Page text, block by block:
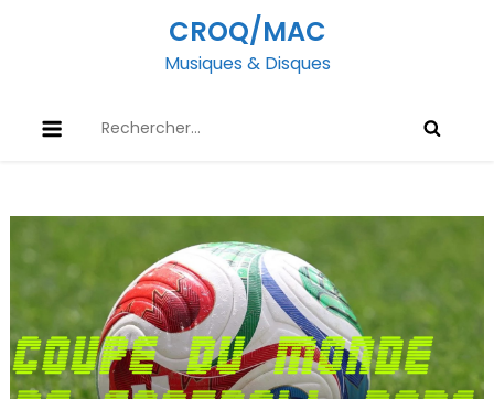
CROQ/MAC
Musiques & Disques